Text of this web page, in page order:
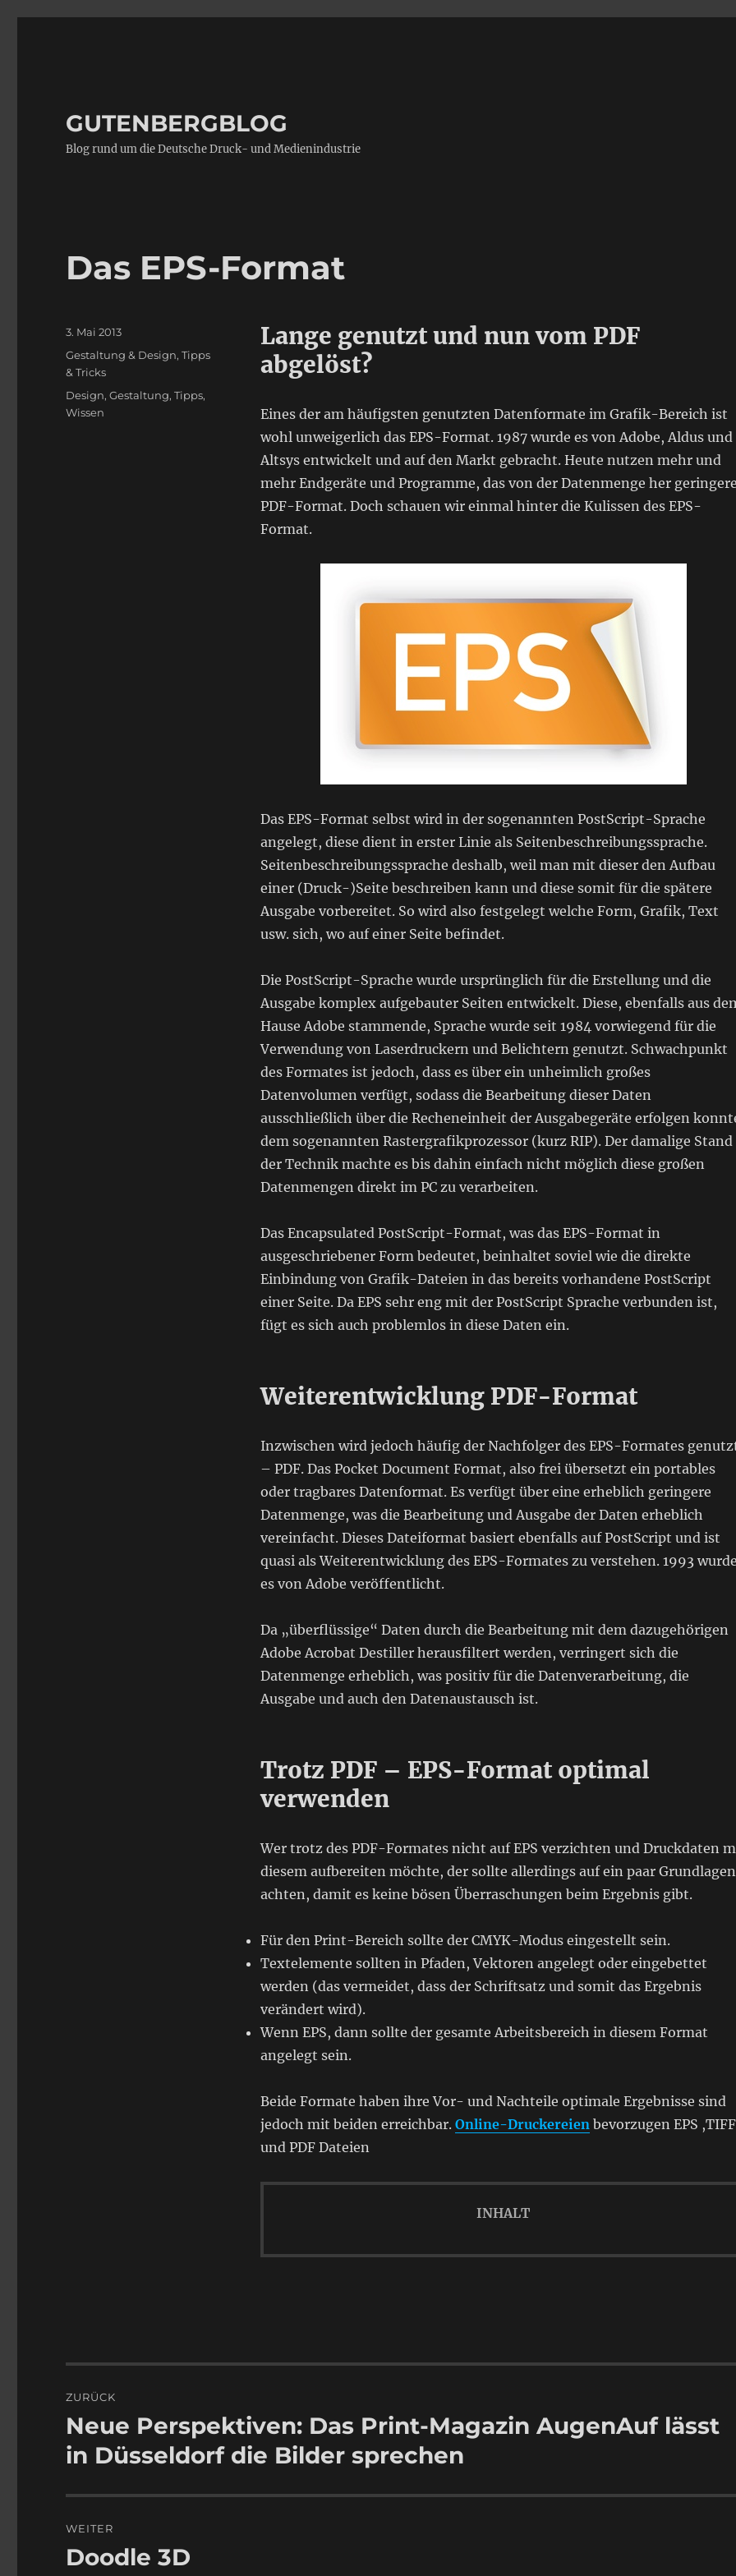
GUTENBERGBLOG
Blog rund um die Deutsche Druck- und Medienindustrie
Das EPS-Format
Lange genutzt und nun vom PDF
abgelöst?
Eines der am häufigsten genutzten Datenformate im Grafik-Bereich ist
wohl unweigerlich das EPS-Format. 1987 wurde es von Adobe, Aldus und
Altsys entwickelt und auf den Markt gebracht. Heute nutzen mehr und
mehr Endgeräte und Programme, das von der Datenmenge her
PDF-Format. Doch schauen wir einmal hinter die Kulissen des EPS-
Format.
Das EPS-Format selbst wird in der sogenannten PostScript-Sprache
angelegt, diese dient in erster Linie als Seitenbeschreibungssprache.
Seitenbeschreibungssprache deshalb, weil man mit dieser den Aufbau
einer (Druck-)Seite beschreiben kann und diese somit für die spätere
Ausgabe vorbereitet. So wird also festgelegt welche Form, Grafik, Text
usw. sich, wo auf einer Seite befindet.
Die PostScript-Sprache wurde ursprünglich für die Erstellung und die
Ausgabe komplex aufgebauter Seiten entwickelt. Diese, ebenfalls aus
Hause Adobe stammende, Sprache wurde seit 1984 vorwiegend für die
Verwendung von Laserdruckern und Belichtern genutzt. Schwachpunkt
des Formates ist jedoch, dass es über ein unheimlich großes
Datenvolumen verfügt, sodass die Bearbeitung dieser Daten
ausschließlich über die Recheneinheit der Ausgabegeräte erfolgen
dem sogenannten Rastergrafikprozessor (kurz RIP). Der damalige Stand
der Technik machte es bis dahin einfach nicht möglich diese großen
Datenmengen direkt im PC zu verarbeiten.
Das Encapsulated PostScript-Format, was das EPS-Format in
ausgeschriebener Form bedeutet, beinhaltet soviel wie die direkte
Einbindung von Grafik-Dateien in das bereits vorhandene PostScript
einer Seite. Da EPS sehr eng mit der PostScript Sprache verbunden ist,
fügt es sich auch problemlos in diese Daten ein.
Weiterentwicklung PDF-Format
Inzwischen wird jedoch häufig der Nachfolger des EPS-Formates
– PDF. Das Pocket Document Format, also frei übersetzt ein portables
oder tragbares Datenformat. Es verfügt über eine erheblich geringere
Datenmenge, was die Bearbeitung und Ausgabe der Daten erheblich
vereinfacht. Dieses Dateiformat basiert ebenfalls auf PostScript und ist
quasi als Weiterentwicklung des EPS-Formates zu verstehen. 1993
es von Adobe veröffentlicht.
Da „überflüssige“ Daten durch die Bearbeitung mit dem dazugehörigen
Adobe Acrobat Destiller herausfiltert werden, verringert sich die
Datenmenge erheblich, was positiv für die Datenverarbeitung, die
Ausgabe und auch den Datenaustausch ist.
Trotz PDF – EPS-Format optimal
verwenden
Wer trotz des PDF-Formates nicht auf EPS verzichten und Druckdaten
diesem aufbereiten möchte, der sollte allerdings auf ein paar Grundlagen
achten, damit es keine bösen Überraschungen beim Ergebnis gibt.
Für den Print-Bereich sollte der CMYK-Modus eingestellt sein.
Textelemente sollten in Pfaden, Vektoren angelegt oder eingebettet
werden (das vermeidet, dass der Schriftsatz und somit das Ergebnis
verändert wird).
Wenn EPS, dann sollte der gesamte Arbeitsbereich in diesem Format
angelegt sein.
Beide Formate haben ihre Vor- und Nachteile optimale Ergebnisse sind
jedoch mit beiden erreichbar. Online-Druckereienbevorzugen EPS ,TIFF
und PDF Dateien
INHALT
Veröffentlicht
am
3. Mai 2013
Kategorien
Gestaltung & Design,Tipps
& Tricks
Schlagwörter
Design,Gestaltung,Tipps,
Wissen
ZURÜCK
Vorheriger
Beitrag:
Neue Perspektiven: Das Print-Magazin AugenAuf lässt
in Düsseldorf die Bilder sprechen
WEITER
Nächster
Doodle 3D